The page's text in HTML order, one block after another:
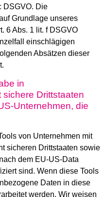
DSGVO. Die
Grundlage unseres
6 Abs. 1 lit. f DSGVO
einschlägigen
Absätzen dieser
in
Drittstaaten
Unternehmen, die
von Unternehmen mit
sicheren Drittstaaten sowie
dem EU-US-Data
sind. Wenn diese Tools
Daten in diese
werden. Wir weisen